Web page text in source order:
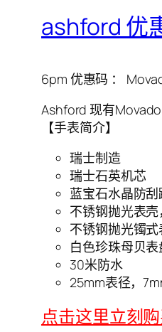
ashford 优
6pm 优惠码 ：
Ashford 现有
【手表简介】
瑞士制造
瑞士石英机芯
蓝宝石水晶防
不锈钢抛光表
不锈钢抛光镯
白色珍珠母贝表
30米防水
25mm表径，
点击这里立刻